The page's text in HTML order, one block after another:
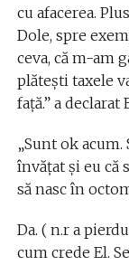
cu afacerea.
Dole, spre
ceva, că m-am
plătești taxele
faţă.” a declarat
„Sunt ok
învăţat și eu că
să nasc în
Da. ( n.r a
cum crede El.